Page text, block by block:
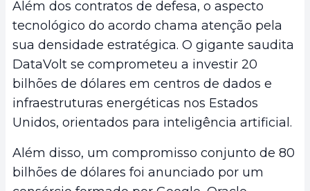
Além dos contratos de defesa, o aspecto
tecnológico do acordo chama atenção pela
sua densidade estratégica. O gigante saudita
DataVolt se comprometeu a investir 20
bilhões de dólares em centros de dados e
infraestruturas energéticas nos Estados
Unidos, orientados para inteligência artificial.
Além disso, um compromisso conjunto de 80
bilhões de dólares foi anunciado por um